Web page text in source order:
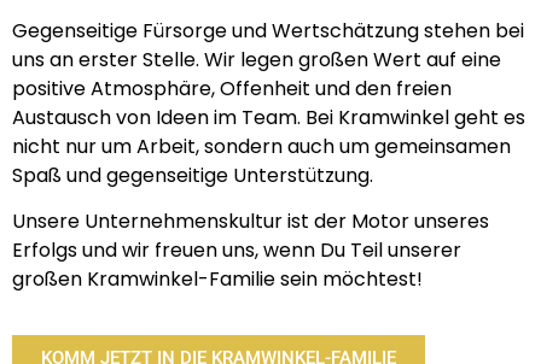
Gegenseitige Fürsorge und Wertschätzung stehen bei
uns an erster Stelle. Wir legen großen Wert auf eine
positive Atmosphäre, Offenheit und den freien
Austausch von Ideen im Team. Bei Kramwinkel geht es
nicht nur um Arbeit, sondern auch um gemeinsamen
Spaß und gegenseitige Unterstützung.
Unsere Unternehmenskultur ist der Motor unseres
Erfolgs und wir freuen uns, wenn Du Teil unserer
großen Kramwinkel-Familie sein möchtest!
KOMM JETZT IN DIE KRAMWINKEL-FAMILIE